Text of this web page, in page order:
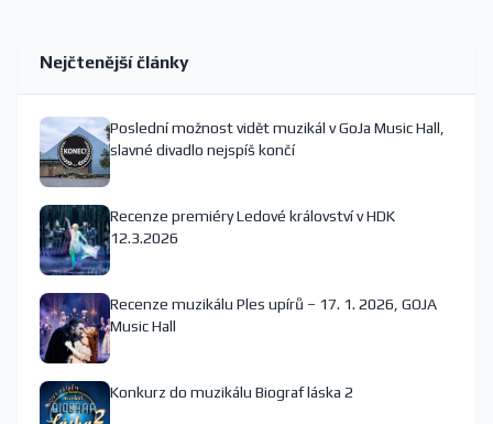
Nejčtenější články
Poslední možnost vidět muzikál v GoJa Music Hall,
slavné divadlo nejspíš končí
Recenze premiéry Ledové království v HDK
12.3.2026
Recenze muzikálu Ples upírů – 17. 1. 2026, GOJA
Music Hall
Konkurz do muzikálu Biograf láska 2